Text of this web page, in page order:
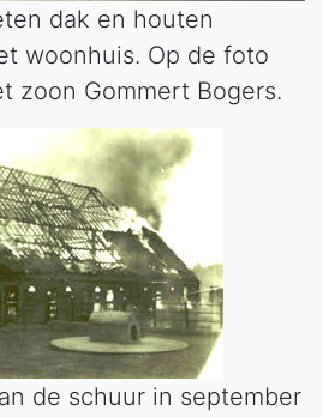
dak en houten
woonhuis. Op de foto
zoon Gommert Bogers.
de schuur in september